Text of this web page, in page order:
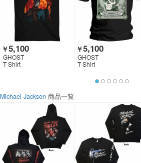
￥5,100
GHOST
T-Shirt
￥5,100
GHOST
T-Shirt
Michael Jackson 商品一覧